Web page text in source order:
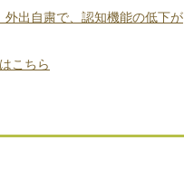
出自粛で、認知機能の低下が
こちら